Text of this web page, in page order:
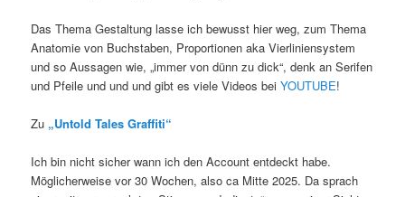
Das Thema Gestaltung lasse ich bewusst hier weg, zum Thema
Anatomie von Buchstaben, Proportionen aka Vierliniensystem
und so Aussagen wie, „immer von dünn zu dick“, denk an Serifen
und Pfeile und und und gibt es viele Videos beiYOUTUBE!
Zu „Untold Tales Graffiti“
Ich bin nicht sicher wann ich den Account entdeckt habe.
Möglicherweise vor 30 Wochen, also ca Mitte 2025. Da sprach